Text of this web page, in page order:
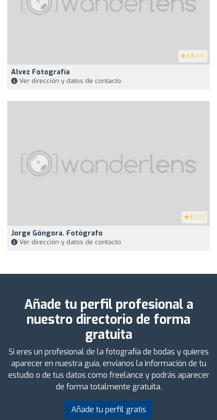
3.5 (19)
Alvez Fotografía
Ver dirección y datos de contacto
5 (25)
Jorge Góngora. Fotógrafo
Ver dirección y datos de contacto
Añade tu perfil profesional a
nuestro directorio de forma
gratuita
Si eres un profesional de la fotografía de bodas y quieres
aparecer en nuestra guía, envíanos la información de tu
estudio o de tus datos como freelance y podrás aparecer
de forma totalmente gratuita.
Añade tu perfil gratis